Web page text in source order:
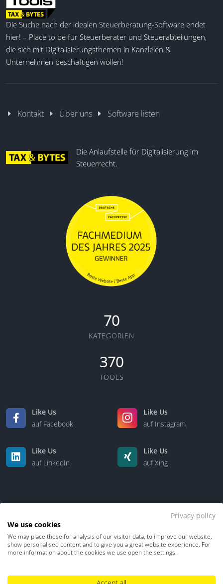
Die Suche nach der idealen Steuerberatung-Software endet
hier! – Place to be für Steuerberater und Steuerabteilungen,
die sich mit Digitalisierungsthemen in Kanzleien &
Unternehmen beschäftigen wollen!
Kontakt Über uns Software listen
Die Anlaufstelle für Digitalisierung im
Steuerrecht.
70
KATEGORIEN
370
TOOLS
Like Us
auf Facebook
Like Us
auf Instagram
Like Us
auf LinkedIn
Like Us
auf Xing
Kontakt Über uns
Impressum
Privacy policy
We use cookies
We may place these for analysis of our visitor data, to improve our website,
show personalised content and to give you a great website experience. For
more information about the cookies we use open the settings.